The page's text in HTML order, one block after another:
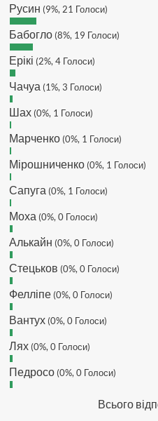
DJGycle : Tamada
Makiavelli :
Makiavelli :
MaRiO :Трансфери такі шо слів
провалу 🙁
Hatsyk:Makiavelli, вітаємо на
буде ще активніший з часом)
Hatsyk:Та Кузик ще ок, а
перспективи, хз хз
SVAT :
трансляцію товарняка з Минаєм
https://www.youtube.com/live/
si=GU46Q4zlJQd2L-W8
Hatsyk:А ще на сайті триває
посилання?
вставляєш лінк на свій профіль)
SVAT:Ніби вставив, а все одно
на профіль, а нижче ( Message)
Русин (9%, 21 Голоси)
Бабогло (8%, 19 Голоси)
Ерікі (2%, 4 Голоси)
Чачуа (1%, 3 Голоси)
Шах (0%, 1 Голоси)
Марченко (0%, 1 Голоси)
Мірошниченко (0%, 1 Голоси)
Сапуга (0%, 1 Голоси)
Моха (0%, 0 Голоси)
Алькайн (0%, 0 Голоси)
Стецьков (0%, 0 Голоси)
Фелліпе (0%, 0 Голоси)
Вантух (0%, 0 Голоси)
Лях (0%, 0 Голоси)
Педросо (0%, 0 Голоси)
Всього